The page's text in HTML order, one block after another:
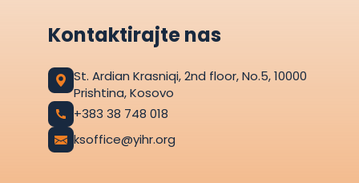
Kontaktirajte nas
St. Ardian Krasniqi, 2nd floor, No.5, 10000
Prishtina, Kosovo
+383 38 748 018
ksoffice@yihr.org